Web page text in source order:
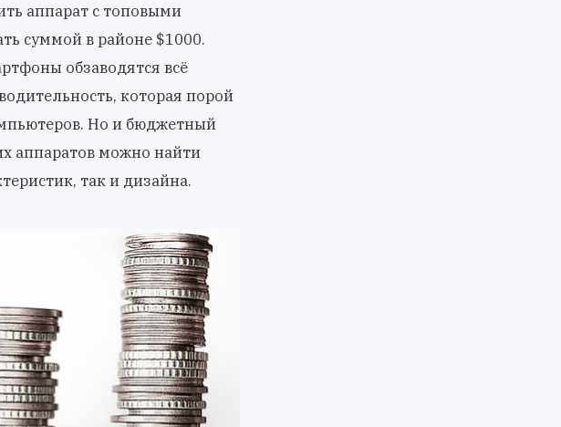
аппарат с топовыми
суммой в районе $1000.
обзаводятся всё
которая порой
Но и бюджетный
аппаратов можно найти
так и дизайна.